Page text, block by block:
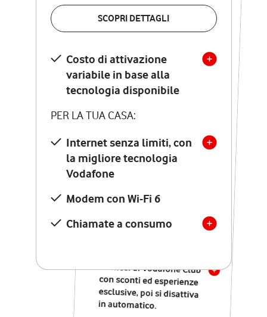
SCOPRI DETTAGLI
Costo di attivazione
variabile in base alla
tecnologia disponibile
PER LA TUA CASA:
Internet senza limiti, con
la migliore tecnologia
Vodafone
Modem con Wi-Fi 6
Chiamate a consumo
VERIFICA LA COPERTURA
Costo di attivazione
variabile in base alla
tecnologia disponibile
PER LA TUA CASA:
Internet senza limiti, con
la migliore tecnologia
Vodafone
Modem Seven con Wi-Fi 7
Chiamate illimitate verso
numeri fissi e mobili
nazionali
12 mesi di Vodafone Club
con sconti ed esperienze
esclusive, poi si disattiva
in automatico.